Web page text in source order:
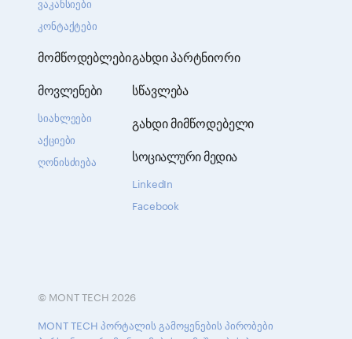
კონტაქტები
მომწოდებლები
მოვლენები
სიახლეები
აქციები
ღონისძიება
გახდი პარტნიორი
სწავლება
გახდი მიმწოდებელი
სოციალური მედია
LinkedIn
Facebook
© MONT TECH 2026
MONT TECH პორტალის გამოყენების პირობები